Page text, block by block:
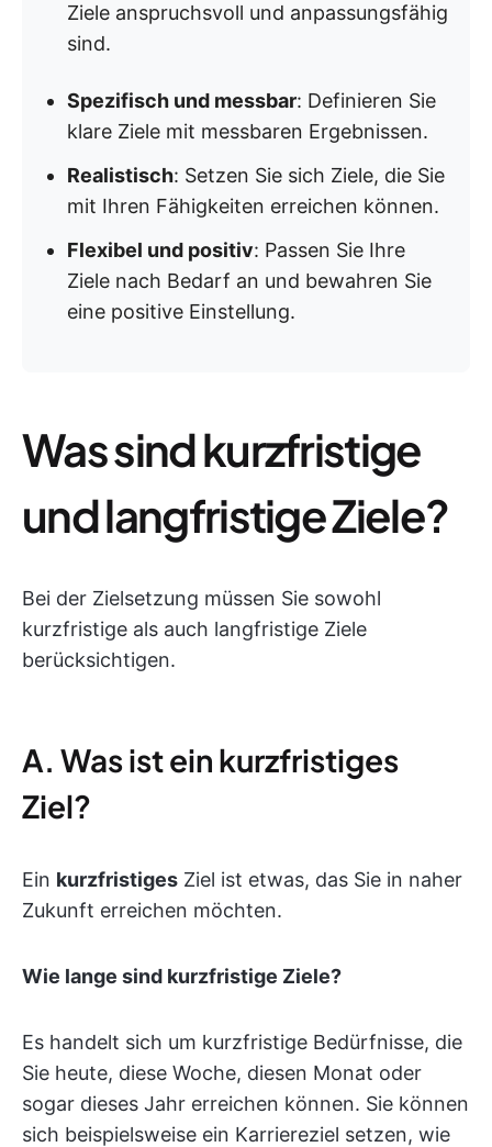
Ziele anspruchsvoll und anpassungsfähig
sind.
Spezifisch und messbar: Definieren Sie
klare Ziele mit messbaren Ergebnissen.
Realistisch: Setzen Sie sich Ziele, die Sie
mit Ihren Fähigkeiten erreichen können.
Flexibel und positiv: Passen Sie Ihre
Ziele nach Bedarf an und bewahren Sie
eine positive Einstellung.
Was sind kurzfristige
und langfristige Ziele?
Bei der Zielsetzung müssen Sie sowohl
kurzfristige als auch langfristige Ziele
berücksichtigen.
A. Was ist ein kurzfristiges
Ziel?
Ein kurzfristiges Ziel ist etwas, das Sie in naher
Zukunft erreichen möchten.
Wie lange sind kurzfristige Ziele?
Es handelt sich um kurzfristige Bedürfnisse, die
Sie heute, diese Woche, diesen Monat oder
sogar dieses Jahr erreichen können. Sie können
sich beispielsweise ein Karriereziel setzen, wie